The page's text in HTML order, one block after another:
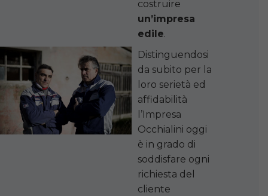
costruire
un’impresa
edile.
Distinguendosi
da subito per la
loro serietà ed
affidabilità
l’Impresa
Occhialini oggi
è in grado di
soddisfare ogni
richiesta del
cliente